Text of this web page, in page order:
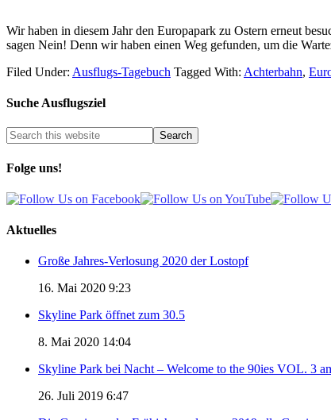
Wir haben in diesem Jahr den Europapark zu Ostern erneut
sagen Nein! Denn wir haben einen Weg gefunden, um die
Filed Under: Ausflugs-Tagebuch Tagged With: Achterbahn,
Suche Ausflugsziel
Folge uns!
Aktuelles
Große Jahres-Verlosung 2020 der Lostopf
16. Mai 2020 9:23
Skyline Park öffnet zum 30.5
8. Mai 2020 14:04
Skyline Park bei Nacht – Welcome to the 90ies VOL. 3
26. Juli 2019 6:47